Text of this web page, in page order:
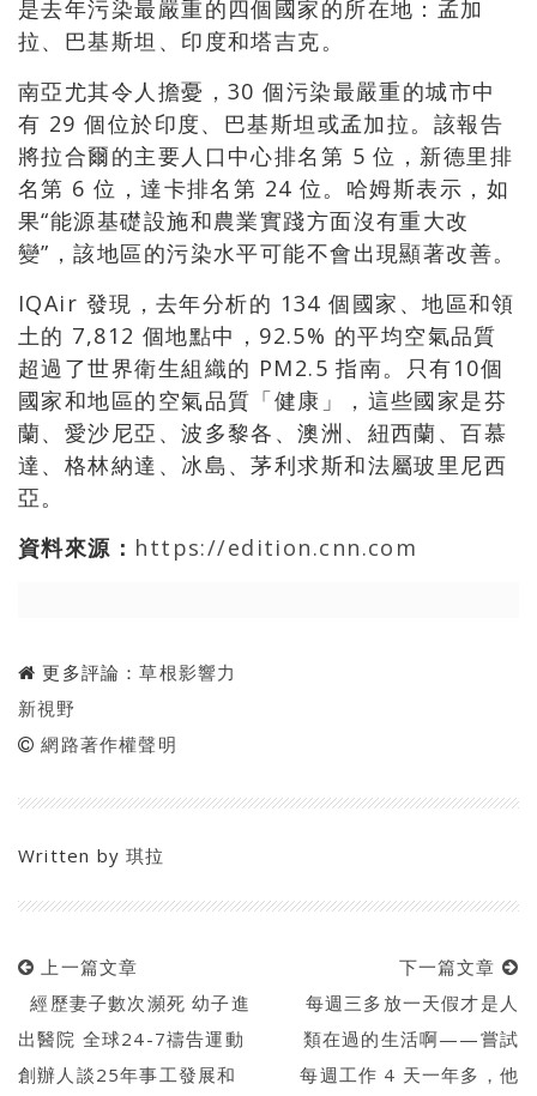
是去年污染最嚴重的四個國家的所在地：孟加
拉、巴基斯坦、印度和塔吉克。
南亞尤其令人擔憂，30 個污染最嚴重的城市中
有 29 個位於印度、巴基斯坦或孟加拉。該報告
將拉合爾的主要人口中心排名第 5 位，新德里排
名第 6 位，達卡排名第 24 位。哈姆斯表示，如
果“能源基礎設施和農業實踐方面沒有重大改
變”，該地區的污染水平可能不會出現顯著改善。
IQAir 發現，去年分析的 134 個國家、地區和領
土的 7,812 個地點中，92.5% 的平均空氣品質
超過了世界衛生組織的 PM2.5 指南。只有10個
國家和地區的空氣品質「健康」，這些國家是芬
蘭、愛沙尼亞、波多黎各、澳洲、紐西蘭、百慕
達、格林納達、冰島、茅利求斯和法屬玻里尼西
亞。
資料來源： https://edition.cnn.com
更多評論：草根影響力
新視野
網路著作權聲明
Written by琪拉
上一篇文章
經歷妻子數次瀕死 幼子進
出醫院 全球24-7禱告運動
創辦人談25年事工發展和
下一篇文章
每週三多放一天假才是人
類在過的生活啊——嘗試
每週工作 4 天一年多，他